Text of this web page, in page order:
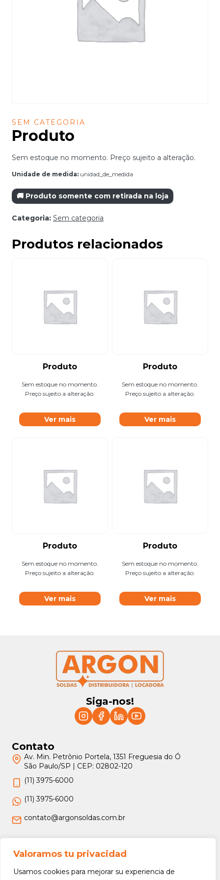
Valoramos tu privacidad
Usamos cookies para mejorar su experiencia de
SEM CATEGORIA
Produto
Sem estoque no momento. Preço sujeito a alteração.
Unidade de medida: unidad_de_medida
🚚 Produto somente com retirada na loja
Categoria: Sem categoria
Produtos relacionados
Produto
Sem estoque no momento.
Preço sujeito a alteração.
Ver mais
Produto
Sem estoque no momento.
Preço sujeito a alteração.
Ver mais
Produto
Sem estoque no momento.
Preço sujeito a alteração.
Ver mais
Produto
Sem estoque no momento.
Preço sujeito a alteração.
Ver mais
Siga-nos!
Contato
Av. Min. Petrônio Portela, 1351 Freguesia do Ó
São Paulo/SP | CEP: 02802-120
(11) 3975-6000
(11) 3975-6000
contato@argonsoldas.com.br
Jurídico
Termos e Condições
Política de Privacidade